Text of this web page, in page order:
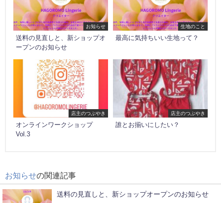
お知らせ
送料の見直しと、新ショップオ
ープンのお知らせ
生地のこと
最高に気持ちいい生地って？
店主のつぶやき
オンラインワークショップ
Vol.3
店主のつぶやき
誰とお揃いにしたい？
お知らせの関連記事
送料の見直しと、新ショップオープンのお知らせ